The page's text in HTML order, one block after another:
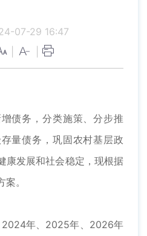
07-29 16:47
务，分类施策、分步推
量债务，巩固农村基层政
康发展和社会稳定，现根据
。
年、2025年、2026年